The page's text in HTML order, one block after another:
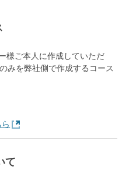
様ご本人に作成していただ
みを弊社側で作成するコース
て